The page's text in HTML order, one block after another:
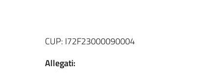
CUP: I72F23000090004
Allegati: